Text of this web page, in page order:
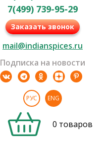
7(499) 739-95-29
Заказать звонок
mail@indianspices.ru
Подписка на новости
РУС ENG
0 товаров